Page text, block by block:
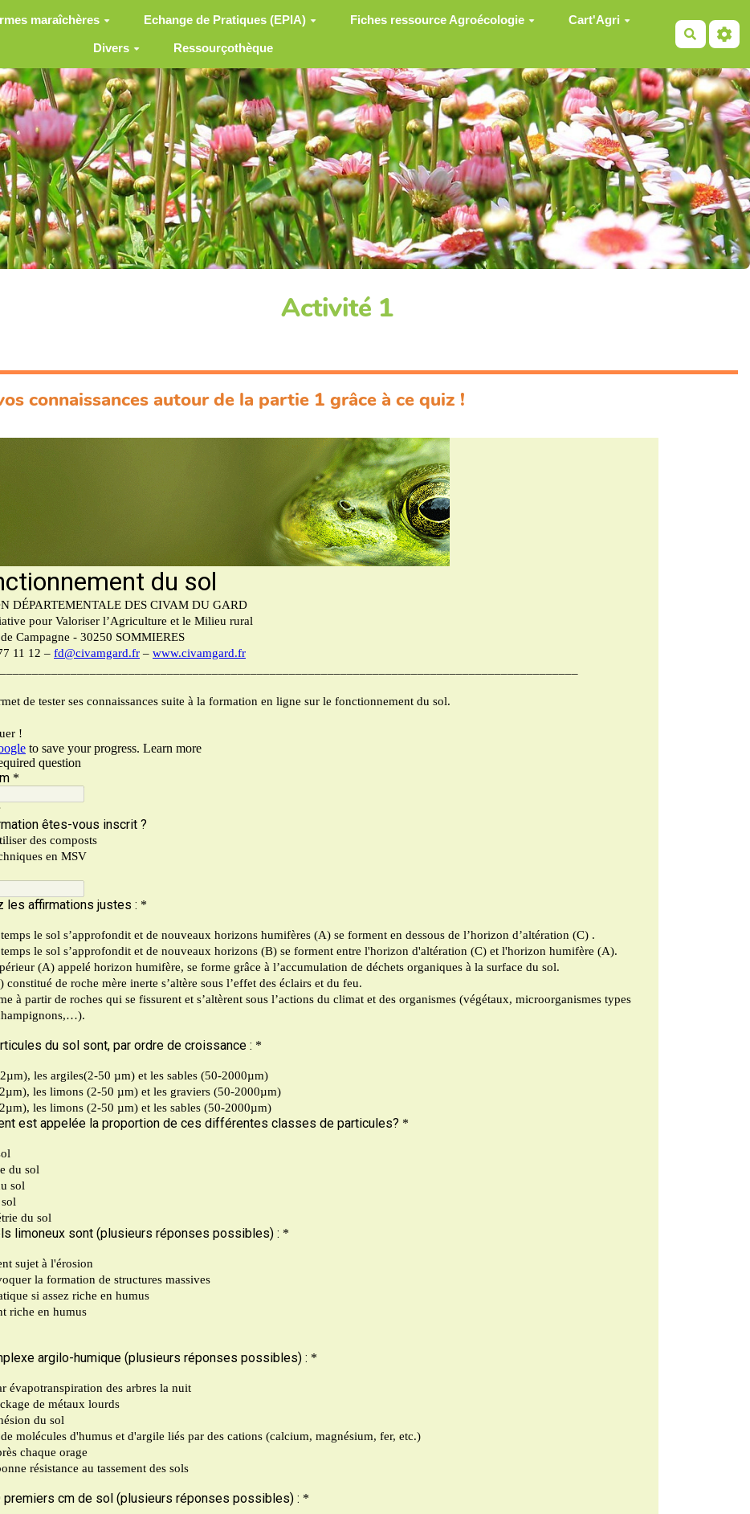
maraîchères Echange de Pratiques (EPIA) Fiches ressource Agroécologie Cart'Agri
Divers Ressourçothèque
Activité 1
connaissances autour de la partie 1 grâce à ce quiz !